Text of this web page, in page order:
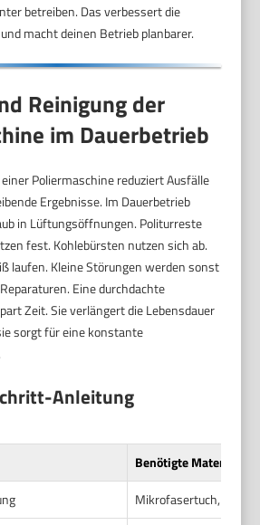
betreiben. Das verbessert die
macht deinen Betrieb planbarer.
Reinigung der
im Dauerbetrieb
Poliermaschine reduziert Ausfälle
Ergebnisse. Im Dauerbetrieb
in Lüftungsöffnungen. Politurreste
fest. Kohlebürsten nutzen sich ab.
laufen. Kleine Störungen werden sonst
Eine durchdachte
Zeit. Sie verlängert die Lebensdauer
sorgt für eine konstante
Anleitung
Benötigte Materialien
Mikrofasertuch,